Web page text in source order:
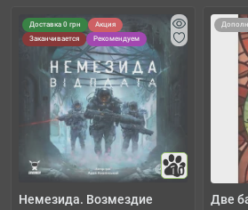
Доставка 0 грн
Акция
Заканчивается
Рекомендуем
10
Немезида. Возмездие
Две